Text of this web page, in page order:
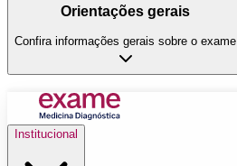
Orientações gerais
Confira informações gerais sobre o exame
Institucional